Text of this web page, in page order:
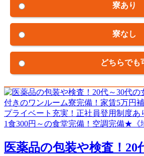
寮あり
寮なし
どちらでも
医薬品の包装や検査！20